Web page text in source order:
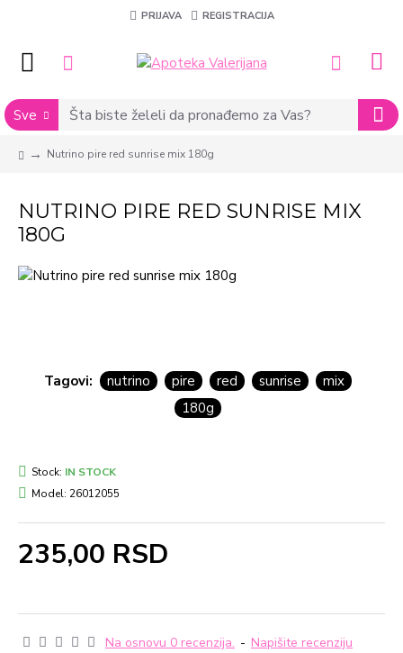
PRIJAVA REGISTRACIJA
Sve
Nutrino pire red sunrise mix 180g
NUTRINO PIRE RED SUNRISE MIX
180G
Tagovi: nutrino pire red sunrise
mix
180g
Na osnovu 0 recenzija. - Napišite recenziju
235,00 RSD
Stock: IN STOCK
Model: 26012055